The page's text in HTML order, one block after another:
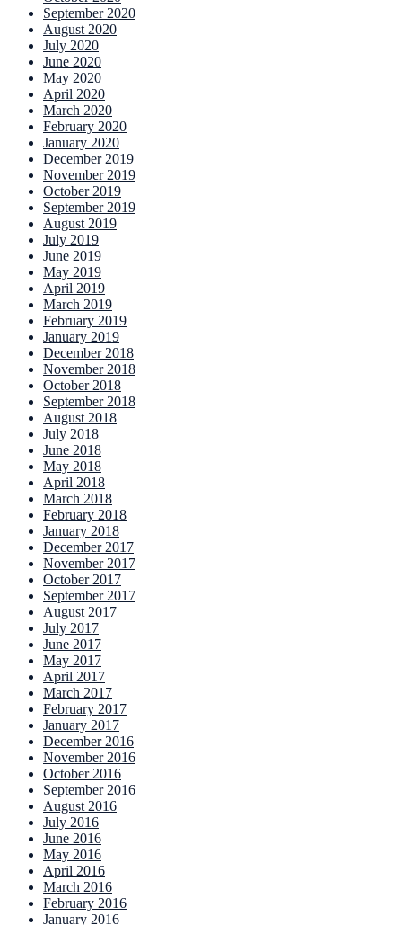
September 2020
August 2020
July 2020
June 2020
May 2020
April 2020
March 2020
February 2020
January 2020
December 2019
November 2019
October 2019
September 2019
August 2019
July 2019
June 2019
May 2019
April 2019
March 2019
February 2019
January 2019
December 2018
November 2018
October 2018
September 2018
August 2018
July 2018
June 2018
May 2018
April 2018
March 2018
February 2018
January 2018
December 2017
November 2017
October 2017
September 2017
August 2017
July 2017
June 2017
May 2017
April 2017
March 2017
February 2017
January 2017
December 2016
November 2016
October 2016
September 2016
August 2016
July 2016
June 2016
May 2016
April 2016
March 2016
February 2016
January 2016